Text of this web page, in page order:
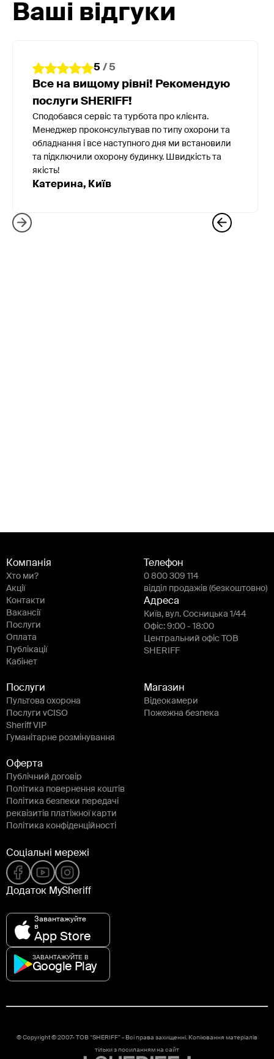
Ваші відгуки
5 / 5
Все на вищому рівні! Рекомендую
послуги SHERIFF!
Сподобався сервіс та турбота про клієнта.
Менеджер проконсультував по типу охорони та
обладнання і все наступного дня ми встановили
та підключили охорону будинку. Швидкість та
якість!
Катерина, Київ
Компанія
Хто ми?
Акції
Контакти
Вакансії
Послуги
Оплата
Публікації
Кабінет
Телефон
0 800 309 114
відділ продажів (безкоштовно)
Адреса
Київ, вул. Сосницька 1/44
Офіс: 9:00 - 18:00
Центральний офіс ТОВ
SHERIFF
Послуги
Пультова охорона
Послуги vCISO
Sheriff VIP
Гуманітарне розмінування
Магазин
Відеокамери
Пожежна безпека
Оферта
Публічний договір
Політика повернення коштів
Політика безпеки передачі
реквізитів платіжної карти
Політика конфіденційності
Соціальні мережі
Додаток MySheriff
Завантажуйте
в
App Store
ЗАВАНТАЖУЙТЕ В
Google Play
© Copyright © 2007- ТОВ “SHERIFF” - Всі права захищенні. Копіювання матеріалів
тільки з посиланням на сайт